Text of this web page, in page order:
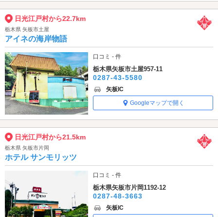
日光江戸村から22.7km
栃木県 矢板市土屋
アイネの海岸物語
口コミ - 件
栃木県矢板市土屋957-11
0287-43-5580
矢板IC
Googleマップで開く
日光江戸村から21.5km
栃木県 矢板市片岡
ホテル サンモリッツ
口コミ - 件
栃木県矢板市片岡1192-12
0287-48-3663
矢板IC